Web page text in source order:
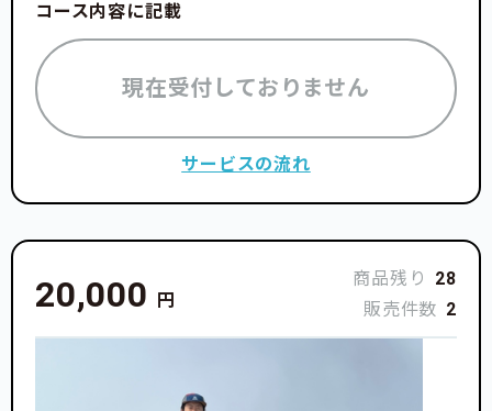
コース内容に記載
現在受付しておりません
サービスの流れ
20,000 円
商品残り
28
販売件数 2